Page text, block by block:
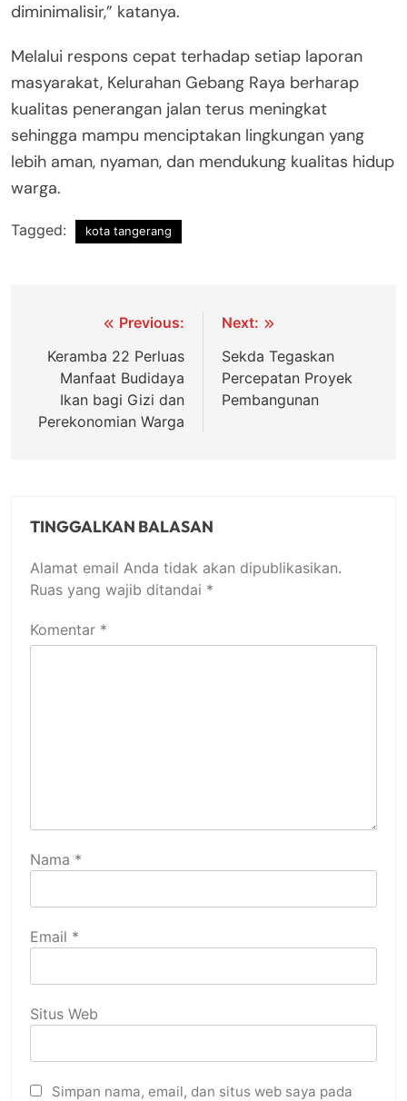
diminimalisir,” katanya.
Melalui respons cepat terhadap setiap laporan
masyarakat, Kelurahan Gebang Raya berharap
kualitas penerangan jalan terus meningkat
sehingga mampu menciptakan lingkungan yang
lebih aman, nyaman, dan mendukung kualitas hidup
warga.
Tagged: kota tangerang
Navigasi
pos
Previous:
Keramba 22 Perluas
Manfaat Budidaya
Ikan bagi Gizi dan
Perekonomian Warga
Next:
Sekda Tegaskan
Percepatan Proyek
Pembangunan
TINGGALKAN BALASAN
Alamat email Anda tidak akan dipublikasikan.
Ruas yang wajib ditandai *
Komentar *
Nama *
Email *
Situs Web
Simpan nama, email, dan situs web saya pada